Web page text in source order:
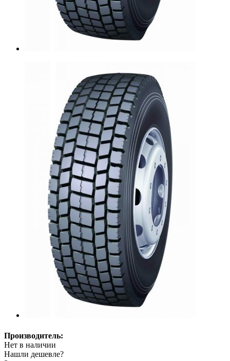
Производитель:
Нет в наличии
Нашли дешевле?